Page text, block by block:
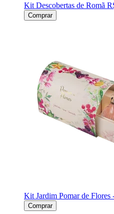
Kit Descobertas de Romã
Comprar
Kit Jardim Pomar de Flores
Comprar